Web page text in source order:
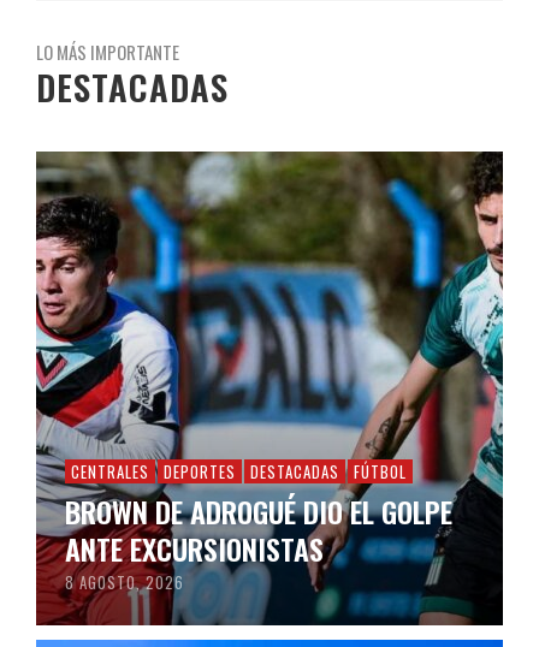
LO MÁS IMPORTANTE
DESTACADAS
CENTRALES DEPORTES DESTACADAS FÚTBOL
BROWN DE ADROGUÉ DIO EL GOLPE
ANTE EXCURSIONISTAS
8 AGOSTO, 2026